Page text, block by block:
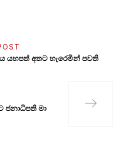
යහපත් අතට හැරෙමින් පවති
මා